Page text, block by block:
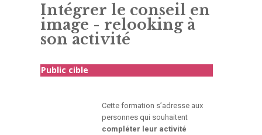
Intégrer le conseil en
image - relooking à
son activité
Public cible
Cette formation s’adresse aux
personnes qui souhaitent
compléter leur activité